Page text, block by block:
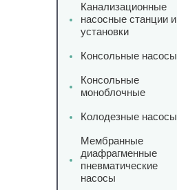
Канализационные
насосные станции и
установки
Консольные насосы
Консольные
моноблочные
Колодезные насосы
Мембранные
диафрагменные
пневматические
насосы